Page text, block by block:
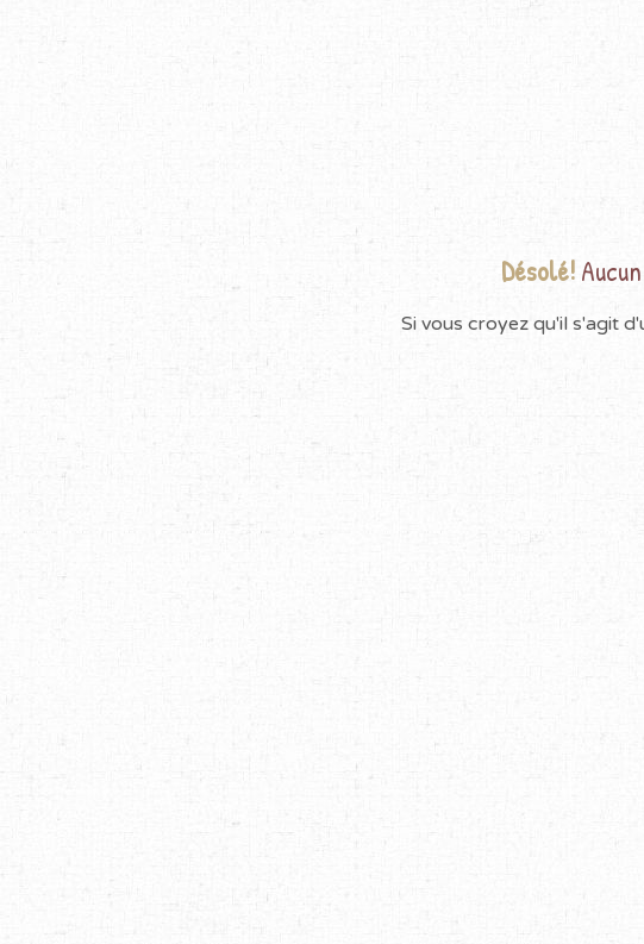
Désolé!
Si vous croyez qu'il s'agit